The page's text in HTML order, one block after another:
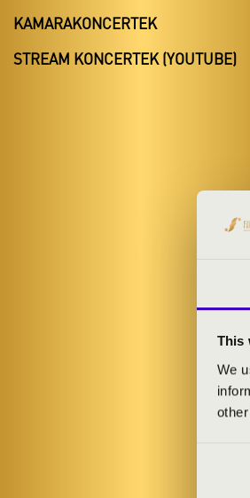
This
We
KAMARAKONCERTEK
STREAM KONCERTEK (YOUTUBE)